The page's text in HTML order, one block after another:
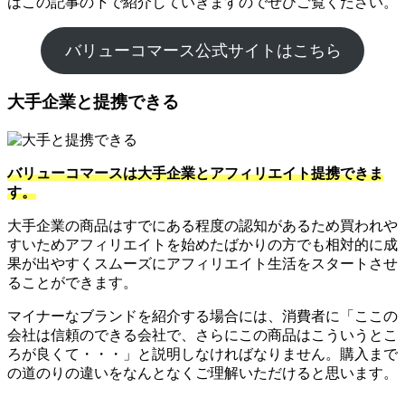
バリューコマース公式サイトはこちら
大手企業と提携できる
バリューコマースは大手企業とアフィリエイト提携できま
す。
大手企業の商品はすでにある程度の認知があるため買われや
すいためアフィリエイトを始めたばかりの方でも相対的に成
果が出やすくスムーズにアフィリエイト生活をスタートさせ
ることができます。
マイナーなブランドを紹介する場合には、消費者に「ここの
会社は信頼のできる会社で、さらにこの商品はこういうとこ
ろが良くて・・・」と説明しなければなりません。購入まで
の道のりの違いをなんとなくご理解いただけると思います。